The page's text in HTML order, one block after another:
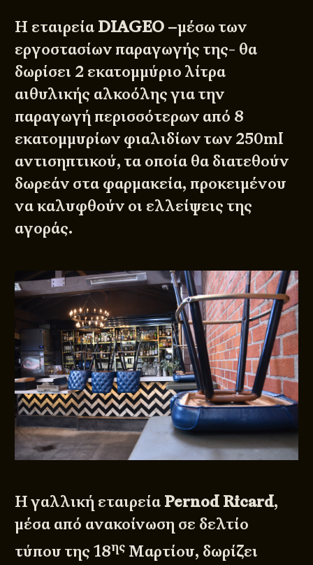
Η εταιρεία DIAGEO –μέσω των
εργοστασίων παραγωγής της- θα
δωρίσει 2 εκατομμύριο λίτρα
αιθυλικής αλκοόλης για την
παραγωγή περισσότερων από 8
εκατομμυρίων φιαλιδίων των 250ml
αντισηπτικού, τα οποία θα διατεθούν
δωρεάν στα φαρμακεία, προκειμένου
να καλυφθούν οι ελλείψεις της
αγοράς.
Η γαλλική εταιρεία Pernod Ricard,
μέσα από ανακοίνωση σε δελτίο
τύπου της 18ης Μαρτίου, δωρίζει